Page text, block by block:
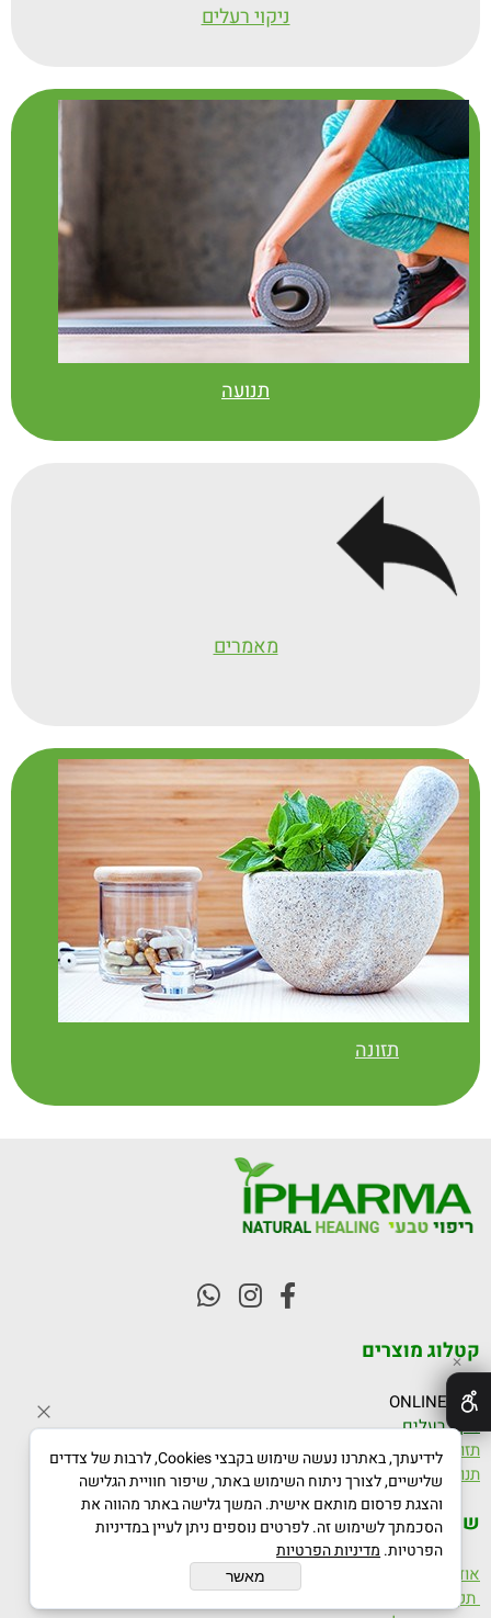
ניקוי רעלים
תנועה
מאמרים
תזונה
קטלוג מוצרים
יעוץ ONLINE
ניקוי רעלים
תזונה
תנועה
שירותים ומידע
אודות
תקנון ותנאי שימוש באתר
✕
לידיעתך, באתרנו נעשה שימוש בקבצי Cookies, לרבות של צדדים
שלישיים, לצורך ניתוח השימוש באתר, שיפור חוויית הגלישה
והצגת פרסום מותאם אישית. המשך גלישה באתר מהווה את
הסכמתך לשימוש זה. לפרטים נוספים ניתן לעיין במדיניות
הפרטיות. מדיניות הפרטיות
מאשר